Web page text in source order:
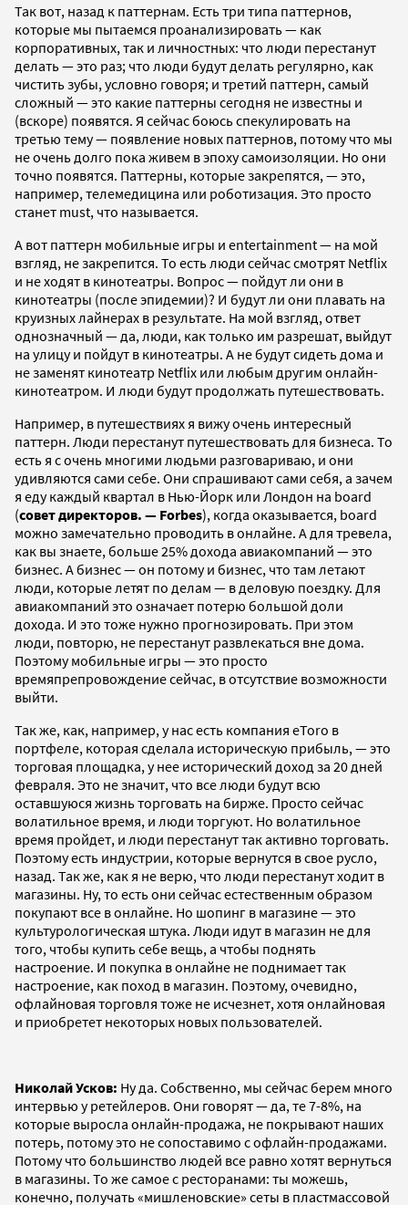
Так вот, назад к паттернам. Есть три типа паттернов,
которые мы пытаемся проанализировать — как
корпоративных, так и личностных: что люди перестанут
делать — это раз; что люди будут делать регулярно, как
чистить зубы, условно говоря; и третий паттерн, самый
сложный — это какие паттерны сегодня не известны и
(вскоре) появятся. Я сейчас боюсь спекулировать на
третью тему — появление новых паттернов, потому что мы
не очень долго пока живем в эпоху самоизоляции. Но они
точно появятся. Паттерны, которые закрепятся, — это,
например, телемедицина или роботизация. Это просто
станет must, что называется.
А вот паттерн мобильные игры и entertainment — на мой
взгляд, не закрепится. То есть люди сейчас смотрят Netflix
и не ходят в кинотеатры. Вопрос — пойдут ли они в
кинотеатры (после эпидемии)? И будут ли они плавать на
круизных лайнерах в результате. На мой взгляд, ответ
однозначный — да, люди, как только им разрешат, выйдут
на улицу и пойдут в кинотеатры. А не будут сидеть дома и
не заменят кинотеатр Netflix или любым другим онлайн-
кинотеатром. И люди будут продолжать путешествовать.
Например, в путешествиях я вижу очень интересный
паттерн. Люди перестанут путешествовать для бизнеса. То
есть я с очень многими людьми разговариваю, и они
удивляются сами себе. Они спрашивают сами себя, а зачем
я еду каждый квартал в Нью-Йорк или Лондон на board
(совет директоров. — Forbes), когда оказывается, board
можно замечательно проводить в онлайне. А для тревела,
как вы знаете, больше 25% дохода авиакомпаний — это
бизнес. А бизнес — он потому и бизнес, что там летают
люди, которые летят по делам — в деловую поездку. Для
авиакомпаний это означает потерю большой доли
дохода. И это тоже нужно прогнозировать. При этом
люди, повторю, не перестанут развлекаться вне дома.
Поэтому мобильные игры — это просто
времяпрепровождение сейчас, в отсутствие возможности
выйти.
Так же, как, например, у нас есть компания eToro в
портфеле, которая сделала историческую прибыль, — это
торговая площадка, у нее исторический доход за 20 дней
февраля. Это не значит, что все люди будут всю
оставшуюся жизнь торговать на бирже. Просто сейчас
волатильное время, и люди торгуют. Но волатильное
время пройдет, и люди перестанут так активно торговать.
Поэтому есть индустрии, которые вернутся в свое русло,
назад. Так же, как я не верю, что люди перестанут ходит в
магазины. Ну, то есть они сейчас естественным образом
покупают все в онлайне. Но шопинг в магазине — это
культурологическая штука. Люди идут в магазин не для
того, чтобы купить себе вещь, а чтобы поднять
настроение. И покупка в онлайне не поднимает так
настроение, как поход в магазин. Поэтому, очевидно,
офлайновая торговля тоже не исчезнет, хотя онлайновая
и приобретет некоторых новых пользователей.
Николай Усков: Ну да. Собственно, мы сейчас берем много
интервью у ретейлеров. Они говорят — да, те 7-8%, на
которые выросла онлайн-продажа, не покрывают наших
потерь, потому это не сопоставимо с офлайн-продажами.
Потому что большинство людей все равно хотят вернуться
в магазины. То же самое с ресторанами: ты можешь,
конечно, получать «мишленовские» сеты в пластмассовой